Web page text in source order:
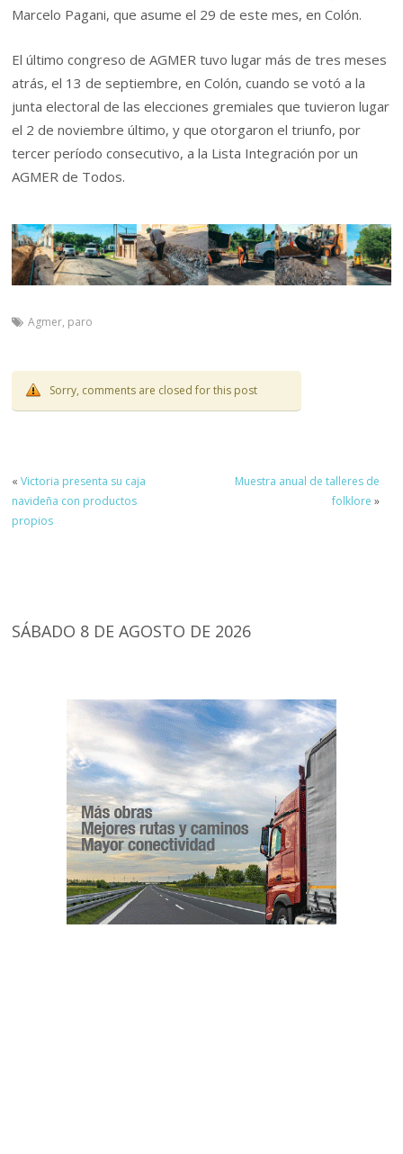
Marcelo Pagani, que asume el 29 de este mes, en Colón.
El último congreso de AGMER tuvo lugar más de tres meses
atrás, el 13 de septiembre, en Colón, cuando se votó a la
junta electoral de las elecciones gremiales que tuvieron lugar
el 2 de noviembre último, y que otorgaron el triunfo, por
tercer período consecutivo, a la Lista Integración por un
AGMER de Todos.
Agmer, paro
Sorry, comments are closed for this post
«Victoria presenta su caja
navideña con productos
propios
Muestra anual de talleres de
folklore »
SÁBADO 8 DE AGOSTO DE 2026